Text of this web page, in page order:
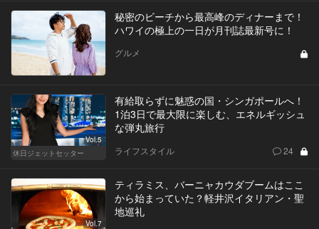
秘密のビーチから最高峰のディナーまで！
ハワイの極上の一日が月刊誌最新号に！
グルメ
Vol.5
休日ジェットセッター
有給取らずに魅惑の国・シンガポールへ！
1泊3日で最大限に楽しむ、エネルギッシュ
な弾丸旅行
ライフスタイル 24
Vol.7
ティラミス、バーニャカウダブームはここ
から始まっていた？軽井沢イタリアン・聖
地巡礼